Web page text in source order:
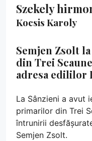
Szekely
Kocsis Karoly
Semjen Zsolt
din Trei
adresa edililor
La Sânzieni a avut
primarilor din Trei
întrunirii
Semjen Zsolt.